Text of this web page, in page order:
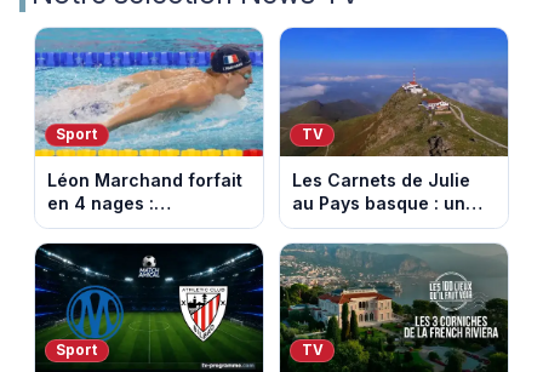
Sport
Léon Marchand forfait
en 4 nages :
découvrez son
programme de nage
aux Championnats
d'Europe
TV
Les Carnets de Julie
au Pays basque : un
banquet au sommet de
la Rhune
Sport TV